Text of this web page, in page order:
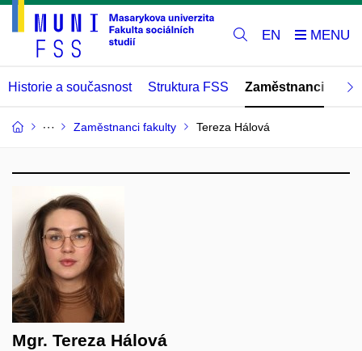
EN
Historie a současnost Struktura FSS Zaměstnanci
Zaměstnanci fakulty Tereza Hálová
Mgr. Tereza Hálová